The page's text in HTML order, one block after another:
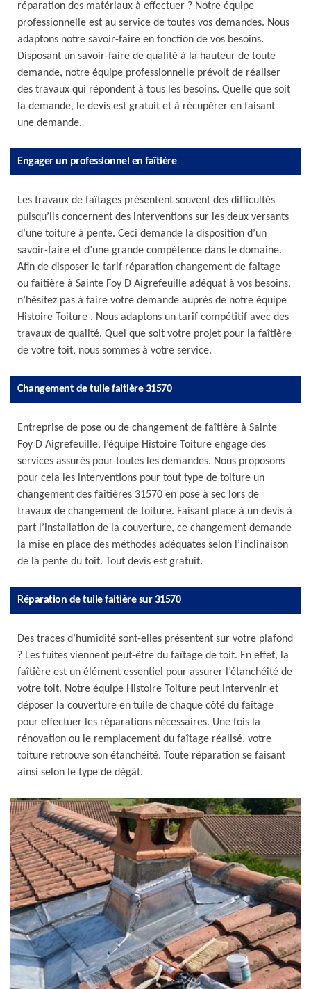
réparation des matériaux à effectuer ? Notre équipe
professionnelle est au service de toutes vos demandes. Nous
adaptons notre savoir-faire en fonction de vos besoins.
Disposant un savoir-faire de qualité à la hauteur de toute
demande, notre équipe professionnelle prévoit de réaliser
des travaux qui répondent à tous les besoins. Quelle que soit
la demande, le devis est gratuit et à récupérer en faisant
une demande.
Engager un professionnel en faîtière
Les travaux de faîtages présentent souvent des difficultés
puisqu’ils concernent des interventions sur les deux versants
d’une toiture à pente. Ceci demande la disposition d’un
savoir-faire et d’une grande compétence dans le domaine.
Afin de disposer le tarif réparation changement de faitage
ou faitière à Sainte Foy D Aigrefeuille adéquat à vos besoins,
n’hésitez pas à faire votre demande auprès de notre équipe
Histoire Toiture . Nous adaptons un tarif compétitif avec des
travaux de qualité. Quel que soit votre projet pour la faîtière
de votre toit, nous sommes à votre service.
Changement de tuile faitière 31570
Entreprise de pose ou de changement de faîtière à Sainte
Foy D Aigrefeuille, l’équipe Histoire Toiture engage des
services assurés pour toutes les demandes. Nous proposons
pour cela les interventions pour tout type de toiture un
changement des faîtières 31570 en pose à sec lors de
travaux de changement de toiture. Faisant place à un devis à
part l’installation de la couverture, ce changement demande
la mise en place des méthodes adéquates selon l’inclinaison
de la pente du toit. Tout devis est gratuit.
Réparation de tuile faitière sur 31570
Des traces d’humidité sont-elles présentent sur votre plafond
? Les fuites viennent peut-être du faîtage de toit. En effet, la
faîtière est un élément essentiel pour assurer l’étanchéité de
votre toit. Notre équipe Histoire Toiture peut intervenir et
déposer la couverture en tuile de chaque côté du faîtage
pour effectuer les réparations nécessaires. Une fois la
rénovation ou le remplacement du faîtage réalisé, votre
toiture retrouve son étanchéité. Toute réparation se faisant
ainsi selon le type de dégât.